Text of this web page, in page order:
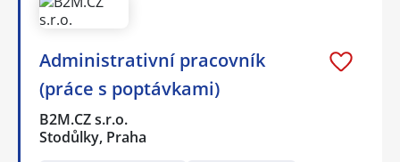
Administrativní pracovník
(práce s poptávkami)
B2M.CZ s.r.o.
Stodůlky, Praha